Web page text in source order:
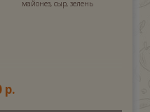
майонез, сыр, зелень
р.